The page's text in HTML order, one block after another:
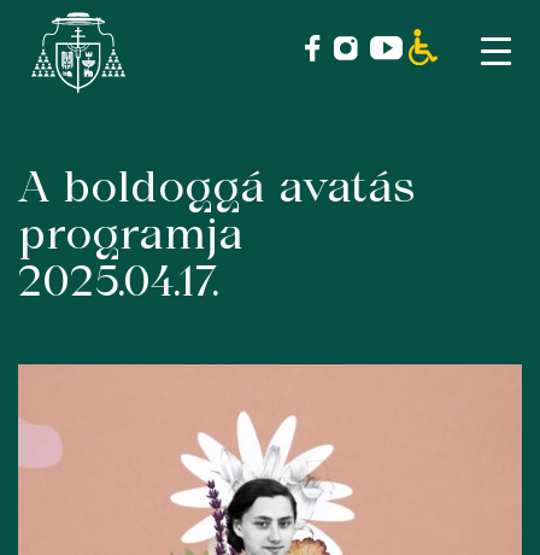
Skip
toA boldoggá avatás
programja
2025.04.17.